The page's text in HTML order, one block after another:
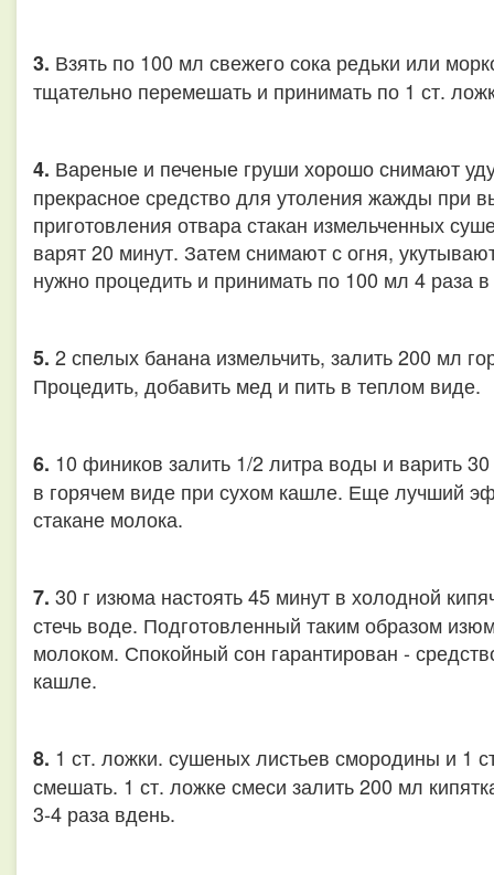
3. Взять по 100 мл свежего сока редьки или
тщательно перемешать и принимать по 1 ст.
4. Вареные и печеные груши хорошо снимают
прекрасное средство для утоления жажды при
приготовления отвара стакан измельченных
варят 20 минут. Затем снимают с огня,
нужно процедить и принимать по 100 мл 4 раза
5. 2 спелых банана измельчить, залить 200 мл
Процедить, добавить мед и пить в теплом виде.
6. 10 фиников залить 1/2 литра воды и варить
в горячем виде при сухом кашле. Еще лучший
стакане молока.
7. 30 г изюма настоять 45 минут в холодной
стечь воде. Подготовленный таким образом
молоком. Спокойный сон гарантирован -
кашле.
8. 1 ст. ложки. сушеных листьев смородины и 1
смешать. 1 ст. ложке смеси залить 200 мл
3-4 раза вдень.